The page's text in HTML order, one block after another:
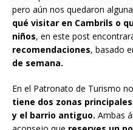
pero aún nos quedaron
qué visitar en Cambrils o
niños, en este post
recomendaciones, basado
de semana.
En el Patronato de Turismo
tiene dos zonas
y el barrio antiguo. Ambas